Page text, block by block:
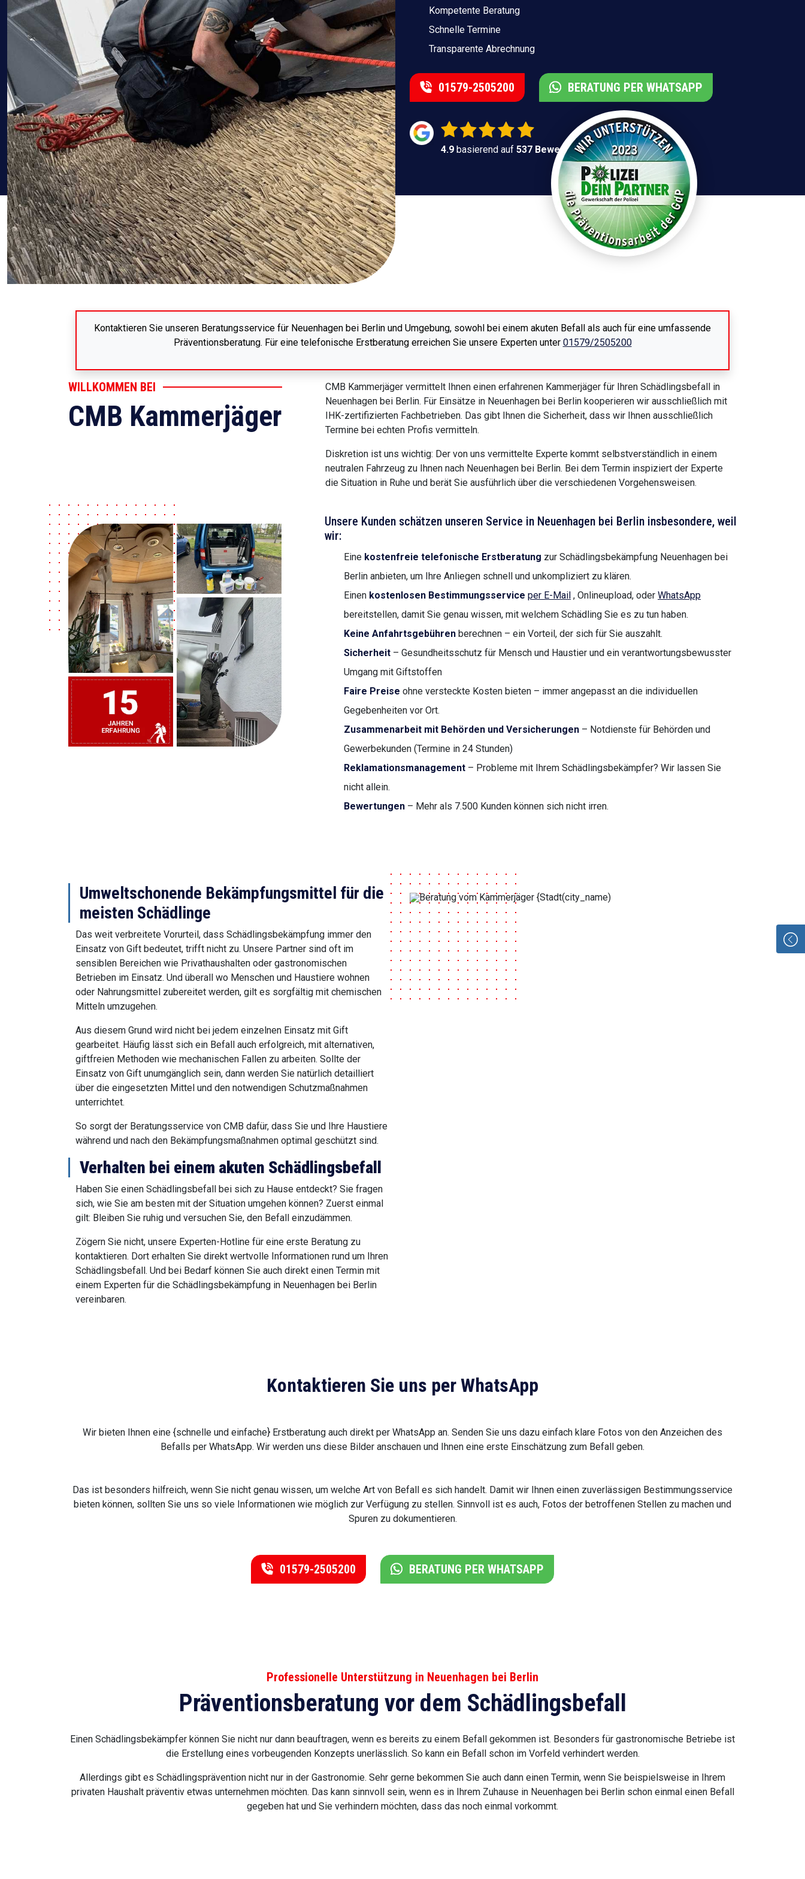
Kompetente Beratung
Schnelle Termine
Transparente Abrechnung
01579-2505200 BERATUNG PER WHATSAPP
4.9 basierend auf 537 Bewertungen
Kontaktieren Sie unseren Beratungsservice für Neuenhagen bei Berlin und Umgebung, sowohl bei einem akuten Befall als auch für eine umfassende
Präventionsberatung. Für eine telefonische Erstberatung erreichen Sie unsere Experten unter 01579/2505200
WILLKOMMEN BEI
CMB Kammerjäger
CMB Kammerjäger vermittelt Ihnen einen erfahrenen Kammerjäger für Ihren Schädlingsbefall in
Neuenhagen bei Berlin. Für Einsätze in Neuenhagen bei Berlin kooperieren wir ausschließlich mit
IHK-zertifizierten Fachbetrieben. Das gibt Ihnen die Sicherheit, dass wir Ihnen ausschließlich
Termine bei echten Profis vermitteln.
Diskretion ist uns wichtig: Der von uns vermittelte Experte kommt selbstverständlich in einem
neutralen Fahrzeug zu Ihnen nach Neuenhagen bei Berlin. Bei dem Termin inspiziert der Experte
die Situation in Ruhe und berät Sie ausführlich über die verschiedenen Vorgehensweisen.
Unsere Kunden schätzen unseren Service in Neuenhagen bei Berlin insbesondere, weil
wir:
Eine kostenfreie telefonische Erstberatung zur Schädlingsbekämpfung Neuenhagen bei
Berlin anbieten, um Ihre Anliegen schnell und unkompliziert zu klären.
Einen kostenlosen Bestimmungsservice per E-Mail , Onlineupload, oder WhatsApp
bereitstellen, damit Sie genau wissen, mit welchem Schädling Sie es zu tun haben.
Keine Anfahrtsgebühren berechnen – ein Vorteil, der sich für Sie auszahlt.
Sicherheit – Gesundheitsschutz für Mensch und Haustier und ein verantwortungsbewusster
Umgang mit Giftstoffen
Faire Preise ohne versteckte Kosten bieten – immer angepasst an die individuellen
Gegebenheiten vor Ort.
Zusammenarbeit mit Behörden und Versicherungen – Notdienste für Behörden und
Gewerbekunden (Termine in 24 Stunden)
Reklamationsmanagement – Probleme mit Ihrem Schädlingsbekämpfer? Wir lassen Sie
nicht allein.
Bewertungen – Mehr als 7.500 Kunden können sich nicht irren.
Umweltschonende Bekämpfungsmittel für die
meisten Schädlinge
Das weit verbreitete Vorurteil, dass Schädlingsbekämpfung immer den
Einsatz von Gift bedeutet, trifft nicht zu. Unsere Partner sind oft im
sensiblen Bereichen wie Privathaushalten oder gastronomischen
Betrieben im Einsatz. Und überall wo Menschen und Haustiere wohnen
oder Nahrungsmittel zubereitet werden, gilt es sorgfältig mit chemischen
Mitteln umzugehen.
Aus diesem Grund wird nicht bei jedem einzelnen Einsatz mit Gift
gearbeitet. Häufig lässt sich ein Befall auch erfolgreich, mit alternativen,
giftfreien Methoden wie mechanischen Fallen zu arbeiten. Sollte der
Einsatz von Gift unumgänglich sein, dann werden Sie natürlich detailliert
über die eingesetzten Mittel und den notwendigen Schutzmaßnahmen
unterrichtet.
So sorgt der Beratungsservice von CMB dafür, dass Sie und Ihre Haustiere
während und nach den Bekämpfungsmaßnahmen optimal geschützt sind.
Verhalten bei einem akuten Schädlingsbefall
Haben Sie einen Schädlingsbefall bei sich zu Hause entdeckt? Sie fragen
sich, wie Sie am besten mit der Situation umgehen können? Zuerst einmal
gilt: Bleiben Sie ruhig und versuchen Sie, den Befall einzudämmen.
Zögern Sie nicht, unsere Experten-Hotline für eine erste Beratung zu
kontaktieren. Dort erhalten Sie direkt wertvolle Informationen rund um Ihren
Schädlingsbefall. Und bei Bedarf können Sie auch direkt einen Termin mit
einem Experten für die Schädlingsbekämpfung in Neuenhagen bei Berlin
vereinbaren.
Kontaktieren Sie uns per WhatsApp
Wir bieten Ihnen eine {schnelle und einfache} Erstberatung auch direkt per WhatsApp an. Senden Sie uns dazu einfach klare Fotos von den Anzeichen des
Befalls per WhatsApp. Wir werden uns diese Bilder anschauen und Ihnen eine erste Einschätzung zum Befall geben.
Das ist besonders hilfreich, wenn Sie nicht genau wissen, um welche Art von Befall es sich handelt. Damit wir Ihnen einen zuverlässigen Bestimmungsservice
bieten können, sollten Sie uns so viele Informationen wie möglich zur Verfügung zu stellen. Sinnvoll ist es auch, Fotos der betroffenen Stellen zu machen und
Spuren zu dokumentieren.
01579-2505200 BERATUNG PER WHATSAPP
Professionelle Unterstützung in Neuenhagen bei Berlin
Präventionsberatung vor dem Schädlingsbefall
Einen Schädlingsbekämpfer können Sie nicht nur dann beauftragen, wenn es bereits zu einem Befall gekommen ist. Besonders für gastronomische Betriebe ist
die Erstellung eines vorbeugenden Konzepts unerlässlich. So kann ein Befall schon im Vorfeld verhindert werden.
Allerdings gibt es Schädlingsprävention nicht nur in der Gastronomie. Sehr gerne bekommen Sie auch dann einen Termin, wenn Sie beispielsweise in Ihrem
privaten Haushalt präventiv etwas unternehmen möchten. Das kann sinnvoll sein, wenn es in Ihrem Zuhause in Neuenhagen bei Berlin schon einmal einen Befall
gegeben hat und Sie verhindern möchten, dass das noch einmal vorkommt.